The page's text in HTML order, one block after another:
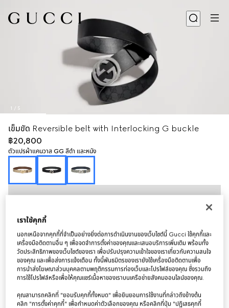
1 / 5
เข็มขัด Reversible belt with Interlocking G buckle
฿20,800
ตัวแปรผ้าแคนวาส GG สีดำ และหนัง
เราใช้คุกกี้
นอกเหนือจากคุกกี้ที่จำเป็นอย่างยิ่งต่อการดำเนินงานของเว็บไซต์นี้ Gucci ใช้คุกกี้และ
เครื่องมือติดตามอื่น ๆ เพื่อจดจำการตั้งค่าของคุณและเสนอบริการเพิ่มเติม พร้อมทั้ง
วัดประสิทธิภาพของเว็บไซต์ของเรา เพื่อปรับปรุงความเข้าใจของเราเกี่ยวกับความสนใจ
ของคุณ และเพื่อส่งการแจ้งเตือน ทั้งนี้พันธมิตรของเรายังใช้เครื่องมือติดตามเพื่อ
การนำส่งโฆษณาส่วนบุคคลตามพฤติกรรมการท่องเว็บและโปรไฟล์ของคุณ ซึ่งรวมถึง
การใช้โปรไฟล์หรือเพื่อให้คุณแชร์เนื้อหาของเราบนเครือข่ายสังคมออนไลน์ของคุณ.
คุณสามารถคลิกที่ "ยอมรับคุกกี้ทั้งหมด" เพื่อยินยอมการใช้งานที่กล่าวถึงข้างต้น
คลิก "การตั้งค่าคุกกี้" เพื่อกำหนดค่าตัวเลือกของคุณ หรือคลิกที่ปุ่ม "ปฏิเสธคุกกี้